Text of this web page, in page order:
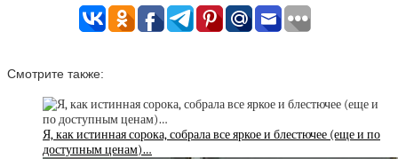
Смотрите также:
Я, как истинная сорока, собрала все яркое и блестючее (еще и по
доступным ценам)…